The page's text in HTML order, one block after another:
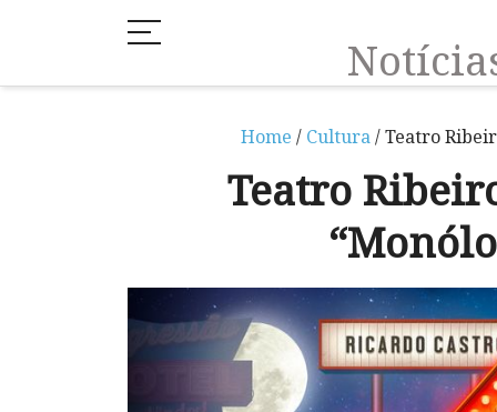
Home / Cultura/ Teatro
Teatro